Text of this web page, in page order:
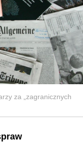
za „zagranicznych